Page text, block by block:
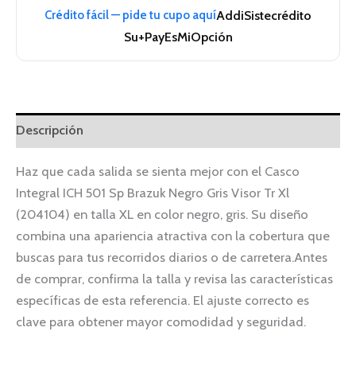
Crédito fácil — pide tu cupo aquíAddiSistecrédito
Su+PayEsMiOpción
Descripción
Haz que cada salida se sienta mejor con el Casco
Integral ICH 501 Sp Brazuk Negro Gris Visor Tr Xl
(204104) en talla XL en color negro, gris. Su diseño
combina una apariencia atractiva con la cobertura que
buscas para tus recorridos diarios o de carretera.Antes
de comprar, confirma la talla y revisa las características
específicas de esta referencia. El ajuste correcto es
clave para obtener mayor comodidad y seguridad.